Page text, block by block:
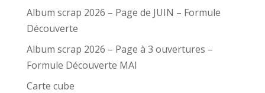
Album scrap 2026 – Page de JUIN – Formule
Découverte
Album scrap 2026 – Page à 3 ouvertures –
Formule Découverte MAI
Carte cube